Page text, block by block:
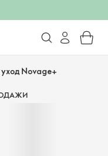
Novage+